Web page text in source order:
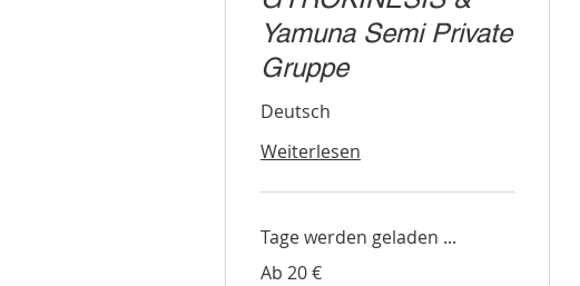
Yamuna Semi Private
Gruppe
Deutsch
Weiterlesen
Tage werden geladen ...
20
Ab 20 €